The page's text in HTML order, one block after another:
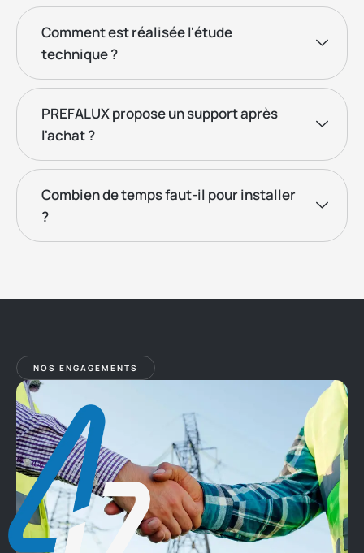
Comment est réalisée l'étude
technique ?
PREFALUX propose un support après
l'achat ?
Combien de temps faut-il pour installer
?
NOS ENGAGEMENTS